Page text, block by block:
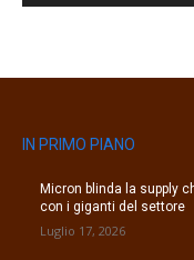
IN PRIMO PIANO
Micron blinda la supply
con i giganti del settore
Luglio 17, 2026